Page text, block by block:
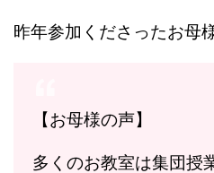
昨年参加くださったお母
【お母様の声】
多くのお教室は集団授